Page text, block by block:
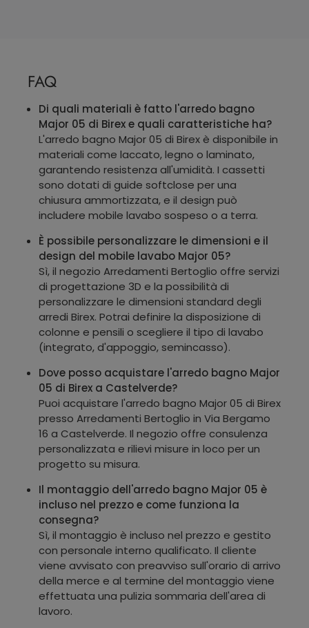
FAQ
Di quali materiali è fatto l'arredo bagno
Major 05 di Birex e quali caratteristiche ha?
L'arredo bagno Major 05 di Birex è disponibile in
materiali come laccato, legno o laminato,
garantendo resistenza all'umidità. I cassetti
sono dotati di guide softclose per una
chiusura ammortizzata, e il design può
includere mobile lavabo sospeso o a terra.
È possibile personalizzare le dimensioni e il
design del mobile lavabo Major 05?
Sì, il negozio Arredamenti Bertoglio offre servizi
di progettazione 3D e la possibilità di
personalizzare le dimensioni standard degli
arredi Birex. Potrai definire la disposizione di
colonne e pensili o scegliere il tipo di lavabo
(integrato, d'appoggio, semincasso).
Dove posso acquistare l'arredo bagno Major
05 di Birex a Castelverde?
Puoi acquistare l'arredo bagno Major 05 di Birex
presso Arredamenti Bertoglio in Via Bergamo
16 a Castelverde. Il negozio offre consulenza
personalizzata e rilievi misure in loco per un
progetto su misura.
Il montaggio dell'arredo bagno Major 05 è
incluso nel prezzo e come funziona la
consegna?
Sì, il montaggio è incluso nel prezzo e gestito
con personale interno qualificato. Il cliente
viene avvisato con preavviso sull'orario di arrivo
della merce e al termine del montaggio viene
effettuata una pulizia sommaria dell'area di
lavoro.